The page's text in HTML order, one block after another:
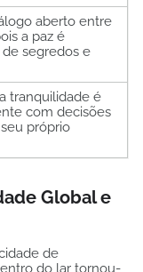
aberto entre
a paz é
segredos e
tranquilidade é
com decisões
próprio
Global e
de
do lar tornou-